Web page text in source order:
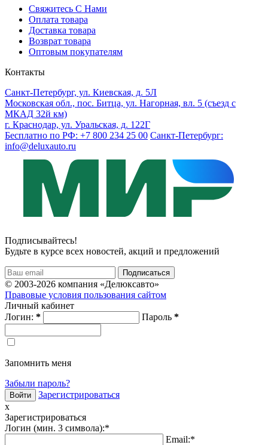
Свяжитесь С Нами
Оплата товара
Доставка товара
Возврат товара
Оптовым покупателям
Контакты
Санкт-Петербург, ул. Киевская, д. 5Л
Московская обл., пос. Битца, ул. Нагорная, вл. 5 (съезд с
МКАД 32й км)
г. Краснодар, ул. Уральская, д. 122Г
Бесплатно по РФ: +7 800 234 25 00 Санкт-Петербург:
info@deluxauto.ru
Подписывайтесь!
Будьте в курсе всех новостей, акций и предложений
© 2003-2026 компания «Делюксавто»
Правовые условия пользования сайтом
Личный кабинет
Логин: * Пароль *
Запомнить меня
Забыли пароль?
Зарегистрироваться
x
Зарегистрироваться
Логин (мин. 3 символа):*
Email:*